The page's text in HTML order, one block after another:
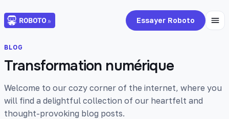
Essayer Roboto
BLOG
Transformation numérique
Welcome to our cozy corner of the internet, where you
will find a delightful collection of our heartfelt and
thought-provoking blog posts.